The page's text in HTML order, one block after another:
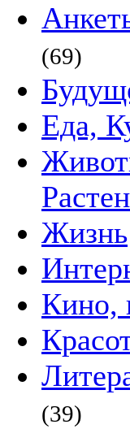
(69)
Еда,
Жизнь
Кино,
(39)